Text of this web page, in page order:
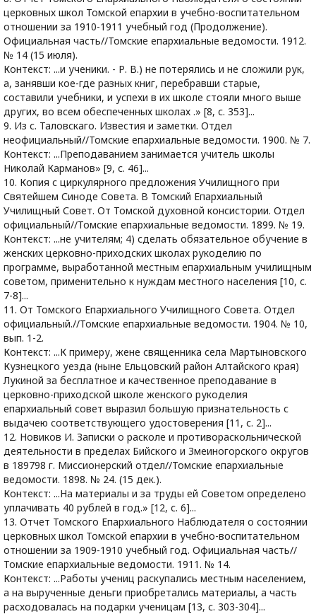
церковных школ Томской епархии в учебно-воспитательном
отношении за 1910-1911 учебный год (Продолжение).
Официальная часть//Томские епархиальные ведомости. 1912.
№ 14 (15 июля).
Контекст: ...и ученики. - Р. В.) не потерялись и не сложили рук,
а, занявши кое-где разных книг, перебравши старые,
составили учебники, и успехи в их школе стояли много выше
других, во всем обеспеченных школах .» [8, с. 353]...
9. Из с. Таловскаго. Известия и заметки. Отдел
неофициальный//Томские епархиальные ведомости. 1900. № 7.
Контекст: ...Преподаванием занимается учитель школы
Николай Карманов» [9, с. 46]...
10. Копия с циркулярного предложения Училищного при
Святейшем Синоде Совета. В Томский Епархиальный
Училищный Совет. От Томской духовной консистории. Отдел
официальный//Томские епархиальные ведомости. 1899. № 19.
Контекст: ...не учителям; 4) сделать обязательное обучение в
женских церковно-приходских школах рукоделию по
программе, выработанной местным епархиальным училищным
советом, применительно к нуждам местного населения [10, с.
7-8]...
11. От Томского Епархиального Училищного Совета. Отдел
официальный.//Томские епархиальные ведомости. 1904. № 10,
вып. 1-2.
Контекст: ...К примеру, жене священника села Мартыновского
Кузнецкого уезда (ныне Ельцовский район Алтайского края)
Лукиной за бесплатное и качественное преподавание в
церковно-приходской школе женского рукоделия
епархиальный совет выразил большую признательность с
выдачею соответствующего удостоверения [11, с. 2]...
12. Новиков И. Записки о расколе и противораскольнической
деятельности в пределах Бийского и Змеиногорского округов
в 189798 г. Миссионерский отдел//Томские епархиальные
ведомости. 1898. № 24. (15 дек.).
Контекст: ...На материалы и за труды ей Советом определено
уплачивать 40 рублей в год.» [12, с. 6]...
13. Отчет Томского Епархиального Наблюдателя о состоянии
церковных школ Томской епархии в учебно-воспитательном
отношении за 1909-1910 учебный год. Официальная часть//
Томские епархиальные ведомости. 1911. № 14.
Контекст: ...Работы учениц раскупались местным населением,
а на вырученные деньги приобретались материалы, а часть
расходовалась на подарки ученицам [13, с. 303-304]...